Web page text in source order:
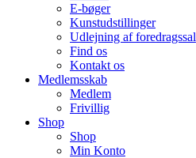
E-bøger
Kunstudstillinger
Udlejning af foredragssal
Find os
Kontakt os
Medlemsskab
Medlem
Frivillig
Shop
Shop
Min Konto